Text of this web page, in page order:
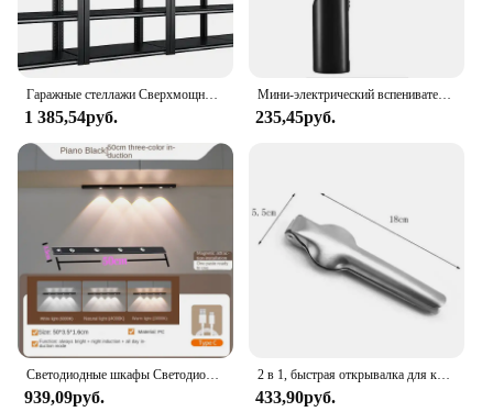
1 385,54руб.
Мини-электрический вспениватель молока, блендер, беспроводной миксер-венчик для кофе, скиммер, ручной миксер для взбивания яиц, миксер для капучино для кухни
235,45руб.
939,09руб.
2 в 1, быстрая открывалка для каштанов из нержавеющей стали, плоскогубцы для грецких орехов, зажим для резки, открывалка для орехов, шелушитель, кухонные инструменты, крекеры для орехов
433,90руб.